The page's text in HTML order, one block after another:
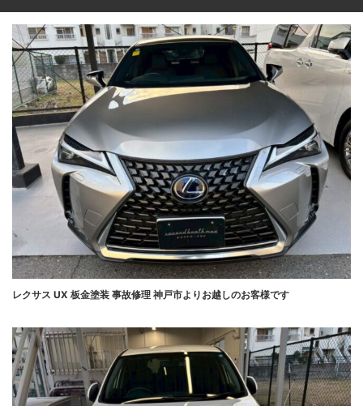
レクサス UX 板金塗装 事故修理 神戸市よりお越しのお客様です